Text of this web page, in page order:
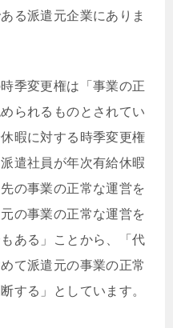
る派遣元企業にありま
季変更権は「事業の正
られるものとされてい
暇に対する時季変更権
遣社員が年次有給休暇
の事業の正常な運営を
の事業の正常な運営を
ある」ことから、「代
て派遣元の事業の正常
する」としています。